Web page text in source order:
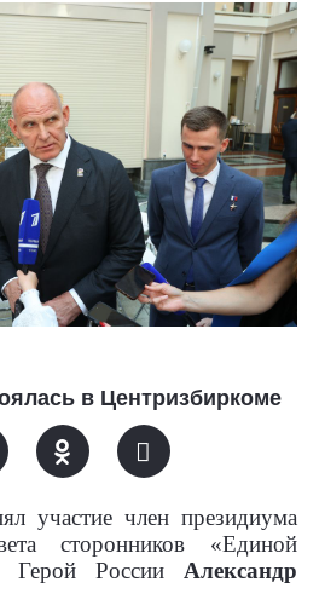
в Центризбиркоме
участие член президиума
сторонников «Единой
Герой России Александр